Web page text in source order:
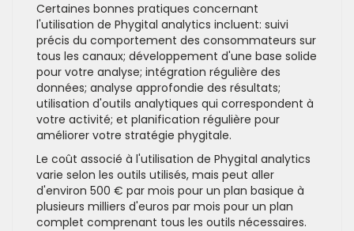
Certaines bonnes pratiques concernant
l'utilisation de Phygital analytics incluent: suivi
précis du comportement des consommateurs sur
tous les canaux; développement d'une base solide
pour votre analyse; intégration régulière des
données; analyse approfondie des résultats;
utilisation d'outils analytiques qui correspondent à
votre activité; et planification régulière pour
améliorer votre stratégie phygitale.
Le coût associé à l'utilisation de Phygital analytics
varie selon les outils utilisés, mais peut aller
d'environ 500 € par mois pour un plan basique à
plusieurs milliers d'euros par mois pour un plan
complet comprenant tous les outils nécessaires.